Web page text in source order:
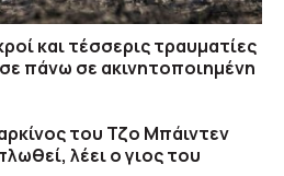
και τέσσερις τραυματίες
πάνω σε ακινητοποιημένη
του Τζο Μπάιντεν
λέει ο γιος του